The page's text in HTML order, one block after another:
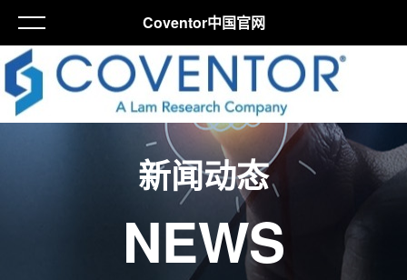
Coventor中国官网
新闻动态
NEWS